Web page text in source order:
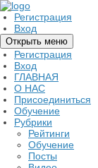
Регистрация
Вход
Открыть меню
Регистрация
Вход
ГЛАВНАЯ
О НАС
Присоединиться
Обучение
Рубрики
Рейтинги
Обучение
Посты